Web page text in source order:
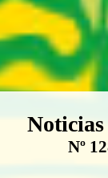
Boletín
Nº